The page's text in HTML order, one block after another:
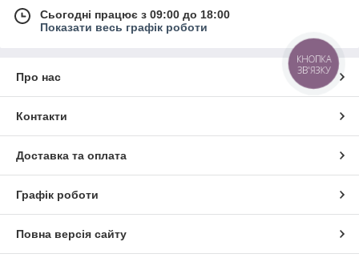
Сьогодні працює з 09:00 до 18:00
Показати весь графік роботи
Про нас
Контакти
Доставка та оплата
Графік роботи
Повна версія сайту
КНОПКА
ЗВ'ЯЗКУ